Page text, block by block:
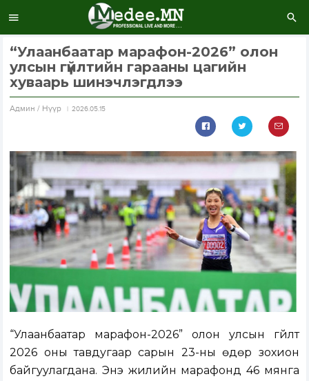
“Улаанбаатар марафон-2026” олон
улсын гүйлтийн гарааны цагийн
хуваарь шинэчлэгдлээ
Aдмин / Нүүр 2026.05.15
“Улаанбаатар марафон-2026” олон улсын гүйлт
2026 оны тавдугаар сарын 23-ны өдөр зохион
байгуулагдана. Энэ жилийн марафонд 46 мянга